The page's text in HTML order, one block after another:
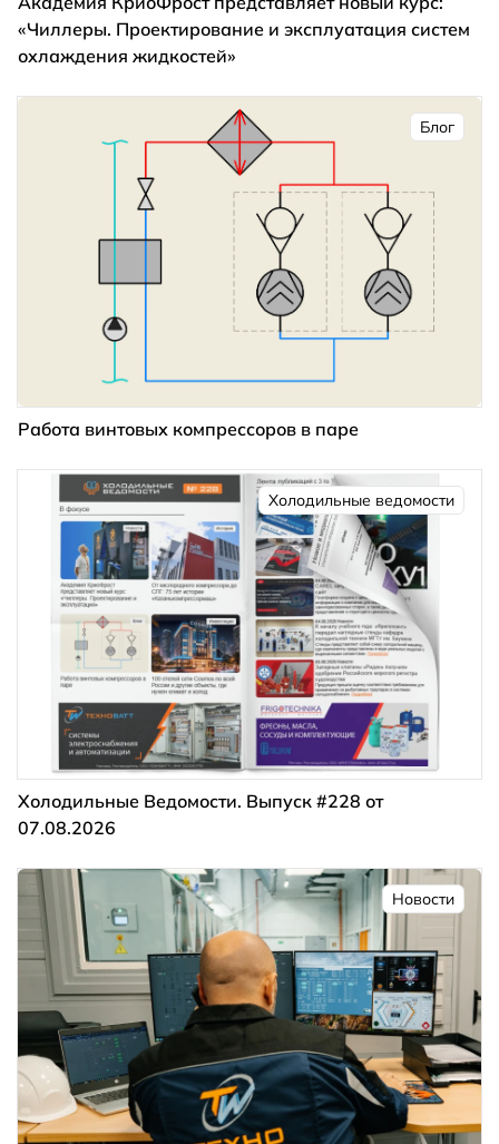
«Чиллеры. Проектирование и эксплуатация систем
охлаждения жидкостей»
Блог
Работа винтовых компрессоров в паре
Холодильные ведомости
Холодильные Ведомости. Выпуск #228 от
07.08.2026
Новости